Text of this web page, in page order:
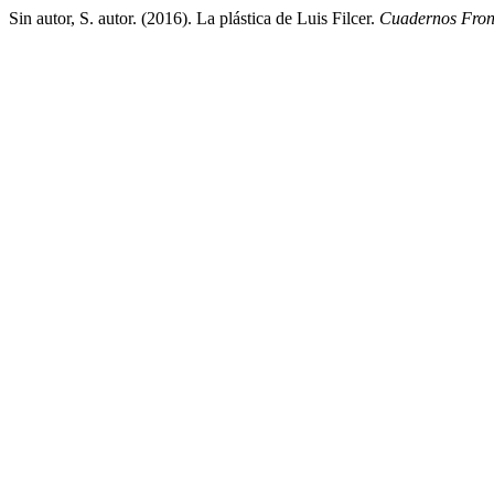
Sin autor, S. autor. (2016). La plástica de Luis Filcer. Cuadernos